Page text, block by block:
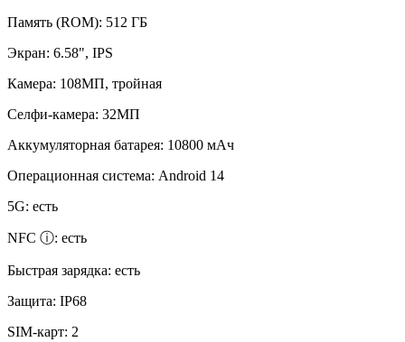
Память (ROM): 512 ГБ
Экран: 6.58", IPS
Камера: 108МП, тройная
Селфи-камера: 32МП
Аккумуляторная батарея: 10800 мАч
Операционная система: Android 14
5G: есть
NFC ⓘ: есть
Быстрая зарядка: есть
Защита: IP68
SIM-карт: 2